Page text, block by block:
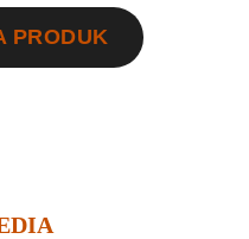
PRODUK